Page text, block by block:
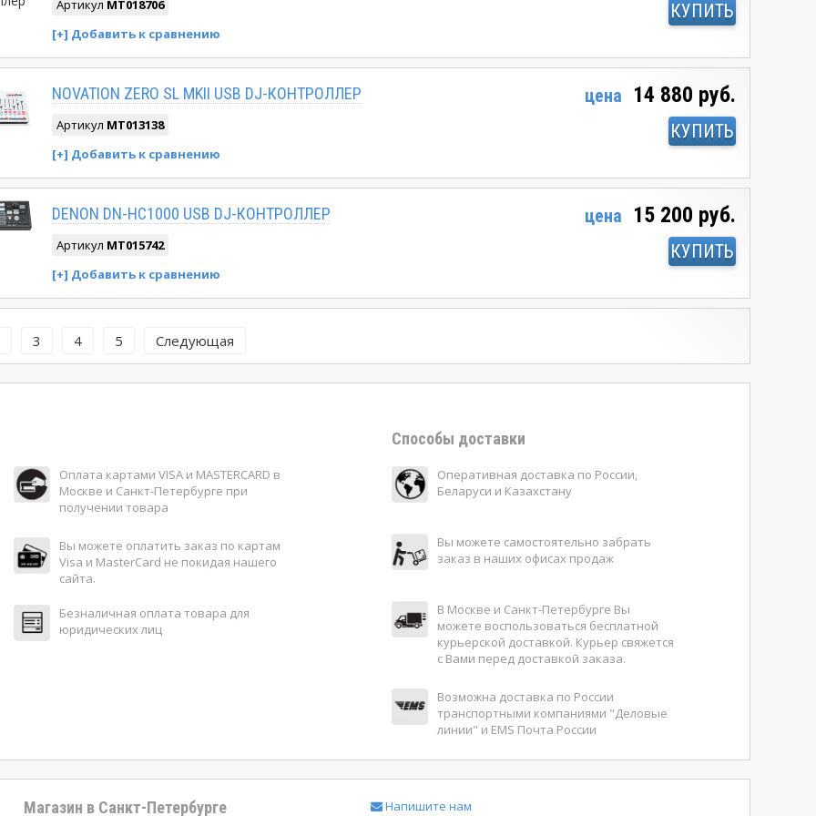
Артикул MT018706 КУПИТЬ
NOVATION ZERO SL MKII USB DJ-КОНТРОЛЛЕР
Артикул MT013138
цена 14 880 руб.
КУПИТЬ
DENON DN-HC1000 USB DJ-КОНТРОЛЛЕР
Артикул MT015742
цена 15 200 руб.
КУПИТЬ
3 4 5 Следующая
Оплата картами VISA и MASTERCARD в
Москве и Санкт-Петербурге при
получении товара
Вы можете оплатить заказ по картам
Visa и MasterCard не покидая нашего
сайта.
Безналичная оплата товара для
юридических лиц
Способы доставки
Оперативная доставка по России,
Беларуси и Казахстану
Вы можете самостоятельно забрать
заказ в наших офисах продаж
В Москве и Санкт-Петербурге Вы
можете воспользоваться бесплатной
курьерской доставкой. Курьер свяжется
с Вами перед доставкой заказа.
Возможна доставка по России
транспортными компаниями "Деловые
линии" и EMS Почта России
Магазин в Санкт-Петербурге Напишите нам